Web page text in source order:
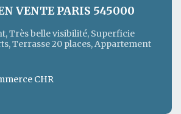
VENTE PARIS 545000
Très belle visibilité, Superficie
Terrasse 20 places, Appartement
CHR